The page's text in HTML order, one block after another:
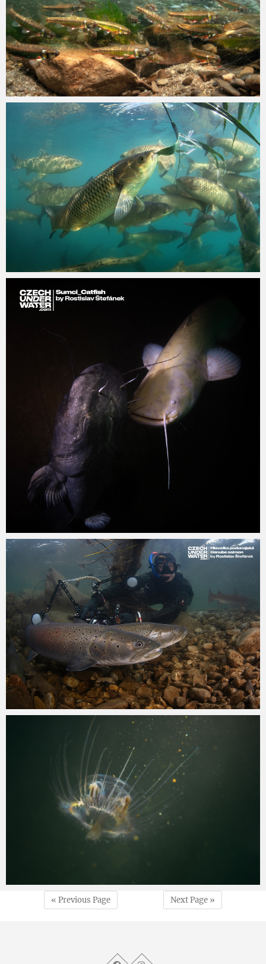
admin 28.5.2025
admin 11.2.2025
admin 28.1.2025
28.1.2025
11.10.2024
« Previous Page Next Page »